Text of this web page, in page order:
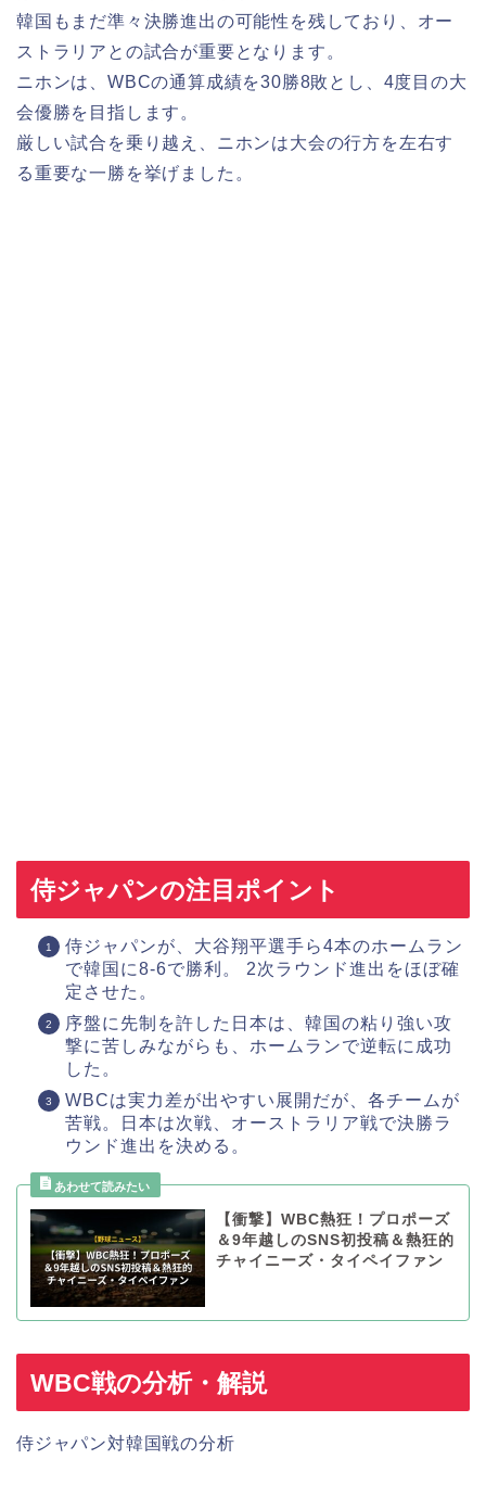
韓国もまだ準々決勝進出の可能性を残しており、オー
ストラリアとの試合が重要となります。
ニホンは、WBCの通算成績を30勝8敗とし、4度目の大
会優勝を目指します。
厳しい試合を乗り越え、ニホンは大会の行方を左右す
る重要な一勝を挙げました。
侍ジャパンの注目ポイント
侍ジャパンが、大谷翔平選手ら4本のホームラン
で韓国に8-6で勝利。 2次ラウンド進出をほぼ確
定させた。
序盤に先制を許した日本は、韓国の粘り強い攻
撃に苦しみながらも、ホームランで逆転に成功
した。
WBCは実力差が出やすい展開だが、各チームが
苦戦。日本は次戦、オーストラリア戦で決勝ラ
ウンド進出を決める。
【衝撃】WBC熱狂！プロポーズ
＆9年越しのSNS初投稿＆熱狂的
チャイニーズ・タイペイファン
WBC戦の分析・解説
侍ジャパン対韓国戦の分析